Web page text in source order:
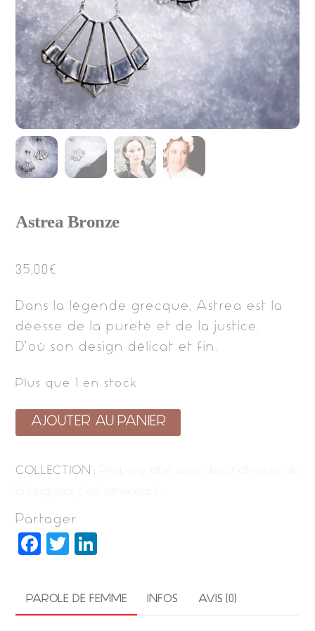
Astrea Bronze
35,00 €
Dans la légende grecque, Astrea est la
déesse de la pureté et de la justice.
D’où son design délicat et fin.
Plus que 1 en stock
quantité
de
AJOUTER AU PANIER
COLLECTION :
Partager
F
c
e
T
it
t
k
e
PAROLE DE FEMME INFOS AVIS (0)